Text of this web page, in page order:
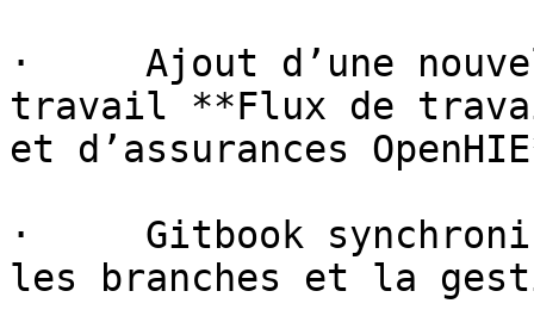
·     Ajout d’une
travail **Flux de
et d’assurances
·     Gitbook
les branches et la